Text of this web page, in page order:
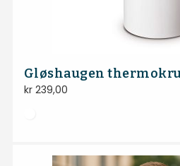
Gløshaugen
kr239,00